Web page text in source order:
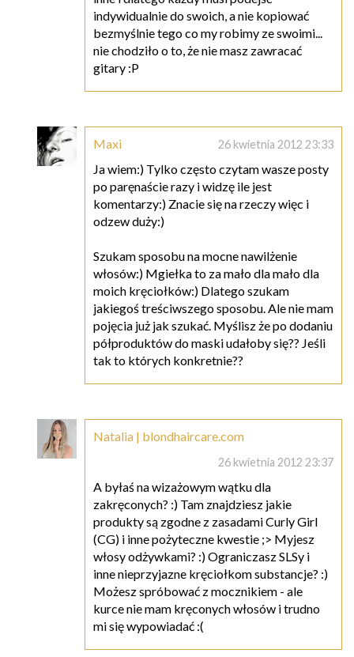
indywidualnie do swoich, a nie kopiować
bezmyślnie tego co my robimy ze swoimi...
nie chodziło o to, że nie masz zawracać
gitary :P
Maxi 26 kwietnia 2012 23:33
Ja wiem:) Tylko często czytam wasze posty
po paręnaście razy i widzę ile jest
komentarzy:) Znacie się na rzeczy więc i
odzew duży:)
Szukam sposobu na mocne nawilżenie
włosów:) Mgiełka to za mało dla mało dla
moich kręciołków:) Dlatego szukam
jakiegoś treściwszego sposobu. Ale nie mam
pojęcia już jak szukać. Myślisz że po dodaniu
półproduktów do maski udałoby się?? Jeśli
tak to których konkretnie??
Natalia | blondhaircare.com
26 kwietnia 2012 23:37
A byłaś na wizażowym wątku dla
zakręconych? :) Tam znajdziesz jakie
produkty są zgodne z zasadami Curly Girl
(CG) i inne pożyteczne kwestie ;> Myjesz
włosy odżywkami? :) Ograniczasz SLSy i
inne nieprzyjazne kręciołkom substancje? :)
Możesz spróbować z mocznikiem - ale
kurce nie mam kręconych włosów i trudno
mi się wypowiadać :(